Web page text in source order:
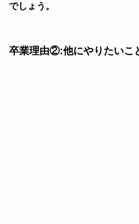
でしょう。
卒業理由②:他にやりたいこ